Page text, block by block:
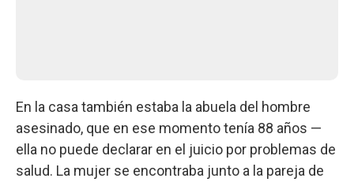
En la casa también estaba la abuela del hombre
asesinado, que en ese momento tenía 88 años —
ella no puede declarar en el juicio por problemas de
salud. La mujer se encontraba junto a la pareja de